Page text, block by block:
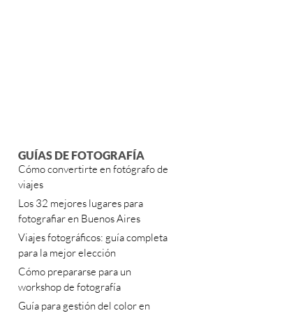
GUÍAS DE FOTOGRAFÍA
Cómo convertirte en fotógrafo de
viajes
Los 32 mejores lugares para
fotografiar en Buenos Aires
Viajes fotográficos: guía completa
para la mejor elección
Cómo prepararse para un
workshop de fotografía
Guía para gestión del color en